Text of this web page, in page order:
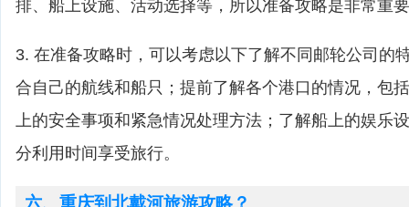
排、船上设施、活动选择等，所以准备攻略是非常重
3. 在准备攻略时，可以考虑以下了解不同邮轮公司的
合自己的航线和船只；提前了解各个港口的情况，包
上的安全事项和紧急情况处理方法；了解船上的娱乐
分利用时间享受旅行。
六、重庆到北戴河旅游攻略？